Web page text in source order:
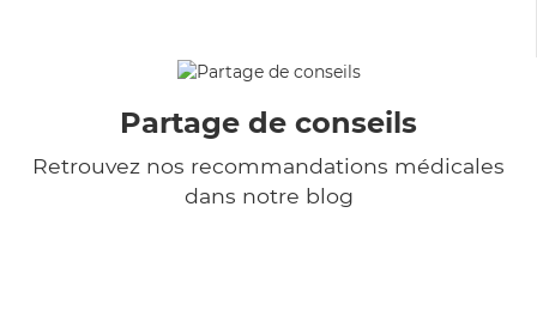
Partage de conseils
Retrouvez nos recommandations médicales
dans notre blog